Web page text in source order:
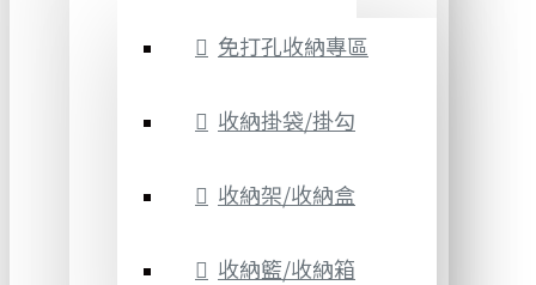
免打孔收納專區
收納掛袋/掛勾
收納架/收納盒
收納籃/收納箱